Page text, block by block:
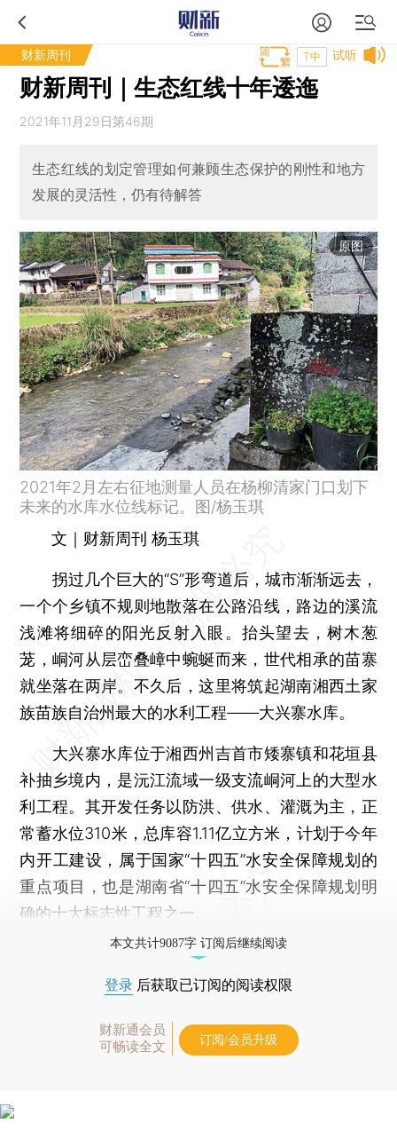
财新周刊 试听
T中
财新周刊｜生态红线十年逶迤
2021年11月29日第46期
生态红线的划定管理如何兼顾生态保护的刚性和地方
发展的灵活性，仍有待解答
原图
2021年2月左右征地测量人员在杨柳清家门口划下
未来的水库水位线标记。图/杨玉琪
文｜财新周刊 杨玉琪
拐过几个巨大的“S”形弯道后，城市渐渐远去，
一个个乡镇不规则地散落在公路沿线，路边的溪流
浅滩将细碎的阳光反射入眼。抬头望去，树木葱
茏，峒河从层峦叠嶂中蜿蜒而来，世代相承的苗寨
就坐落在两岸。不久后，这里将筑起湖南湘西土家
族苗族自治州最大的水利工程——大兴寨水库。
大兴寨水库位于湘西州吉首市矮寨镇和花垣县
补抽乡境内，是沅江流域一级支流峒河上的大型水
利工程。其开发任务以防洪、供水、灌溉为主，正
常蓄水位310米，总库容1.11亿立方米，计划于今年
内开工建设，属于国家“十四五”水安全保障规划的
重点项目，也是湖南省“十四五”水安全保障规划明
确的十大标志性工程之一。
本文共计9087字 订阅后继续阅读
登录 后获取已订阅的阅读权限
财新通会员
可畅读全文
订阅/会员升级